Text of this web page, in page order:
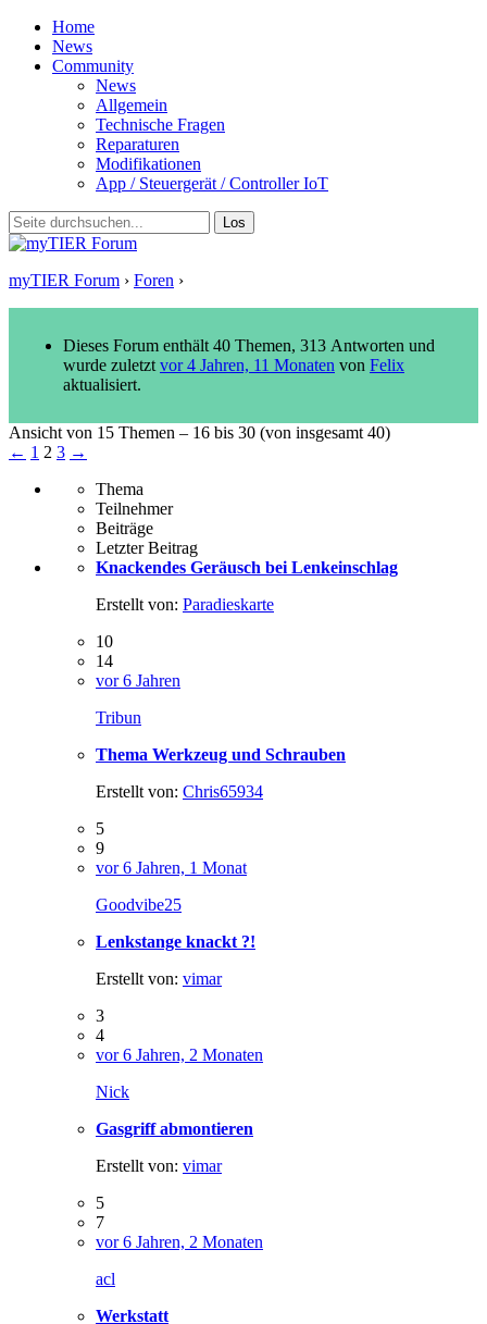
Home
News
Community
News
Allgemein
Technische Fragen
Reparaturen
Modifikationen
App / Steuergerät / Controller IoT
myTIER Forum › Foren ›
Dieses Forum enthält 40 Themen, 313 Antworten und
wurde zuletzt vor 4 Jahren, 11 Monaten von Felix
aktualisiert.
Ansicht von 15 Themen – 16 bis 30 (von insgesamt 40)
← 1 2 3 →
Thema
Teilnehmer
Beiträge
Letzter Beitrag
Knackendes Geräusch bei Lenkeinschlag
Erstellt von: Paradieskarte
10
14
vor 6 Jahren
Tribun
Thema Werkzeug und Schrauben
Erstellt von: Chris65934
5
9
vor 6 Jahren, 1 Monat
Goodvibe25
Lenkstange knackt ?!
Erstellt von: vimar
3
4
vor 6 Jahren, 2 Monaten
Nick
Gasgriff abmontieren
Erstellt von: vimar
5
7
vor 6 Jahren, 2 Monaten
acl
Werkstatt